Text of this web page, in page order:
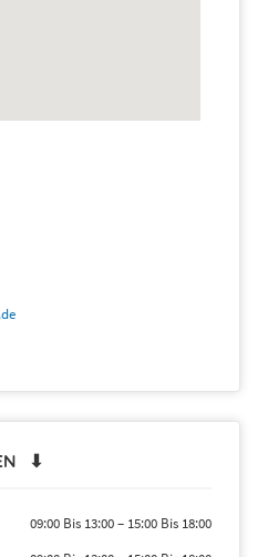
⬇
09:00 Bis 13:00– 15:00 Bis 18:00